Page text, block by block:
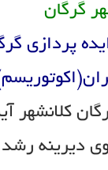
گرگان
پردازی
کلانشهر
دیرینه